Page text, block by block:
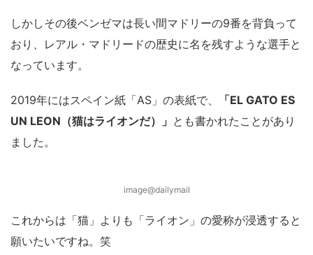
しかしその後ベンゼマは長い間マドリーの9番を背負って
おり、レアル・マドリードの歴史に名を残すような選手と
なっています。
2019年にはスペイン紙「AS」の表紙で、
「EL GATO ES
UN LEON（猫はライオンだ）」 とも書かれたことがあり
ました。
image@dailymail
これからは「猫」よりも「ライオン」の愛称が浸透すると
願いたいですね。笑